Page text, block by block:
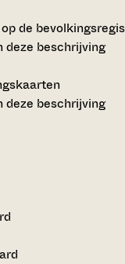
de
deze beschrijving
deze beschrijving